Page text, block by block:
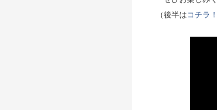
（後半はコチラ